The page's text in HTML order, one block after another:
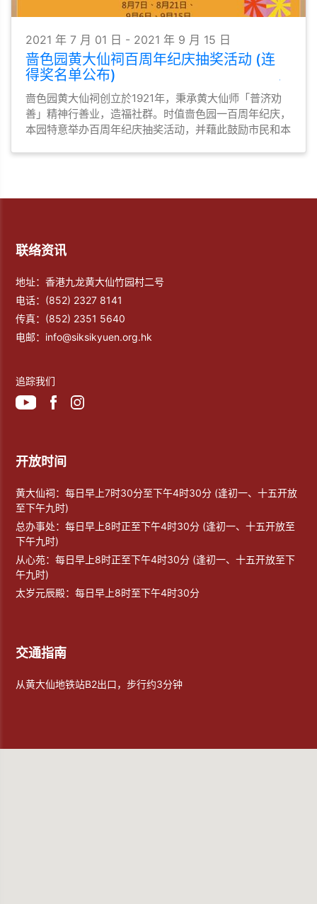
2021 年 7 月 01 日 - 2021 年 9 月 15 日
啬色园黄大仙祠百周年纪庆抽奖活动 (连
得奖名单公布)
啬色园黄大仙祠创立於1921年，秉承黄大仙师「普济劝
善」精神行善业，造福社群。时值啬色园一百周年纪庆，
本园特意举办百周年纪庆抽奖活动，并藉此鼓励市民和本
联络资讯
地址：香港九龙黄大仙竹园村二号
电话： (852) 2327 8141
传真： (852) 2351 5640
电邮： info@siksikyuen.org.hk
追踪我们
开放时间
黄大仙祠：每日早上7时30分至下午4时30分 (逢初一、十五开放
至下午九时)
总办事处：每日早上8时正至下午4时30分 (逢初一、十五开放至
下午九时)
从心苑：每日早上8时正至下午4时30分 (逢初一、十五开放至下
午九时)
太岁元辰殿：每日早上8时至下午4时30分
交通指南
从黄大仙地铁站B2出口，步行约3分钟